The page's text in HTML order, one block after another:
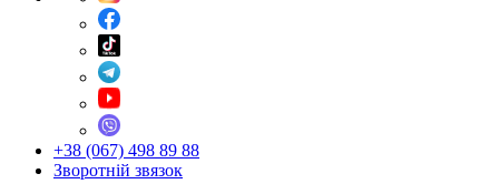
+38 (067) 498 89 88
Зворотній звязок